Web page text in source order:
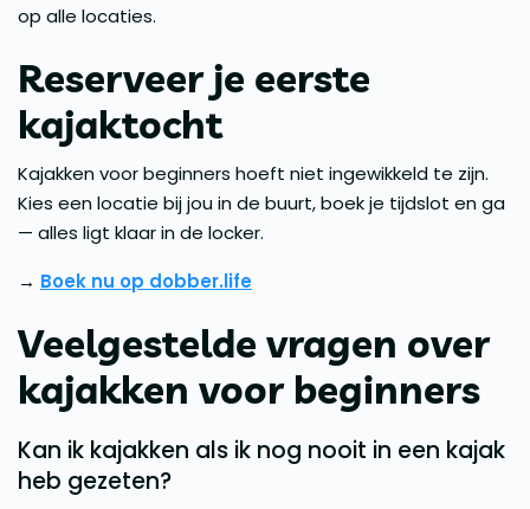
op alle locaties.
Reserveer je eerste
kajaktocht
Kajakken voor beginners hoeft niet ingewikkeld te zijn.
Kies een locatie bij jou in de buurt, boek je tijdslot en ga
— alles ligt klaar in de locker.
→ Boek nu op dobber.life
Veelgestelde vragen over
kajakken voor beginners
Kan ik kajakken als ik nog nooit in een kajak
heb gezeten?